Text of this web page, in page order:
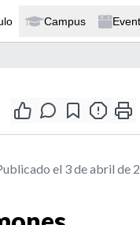
Campus
el 3 de abril de